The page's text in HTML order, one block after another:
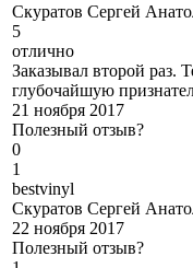
Скуратов Сергей
5
отлично
Заказывал второй раз.
глубочайшую
21 ноября 2017
Полезный отзыв?
0
1
bestvinyl
Скуратов Сергей
22 ноября 2017
Полезный отзыв?